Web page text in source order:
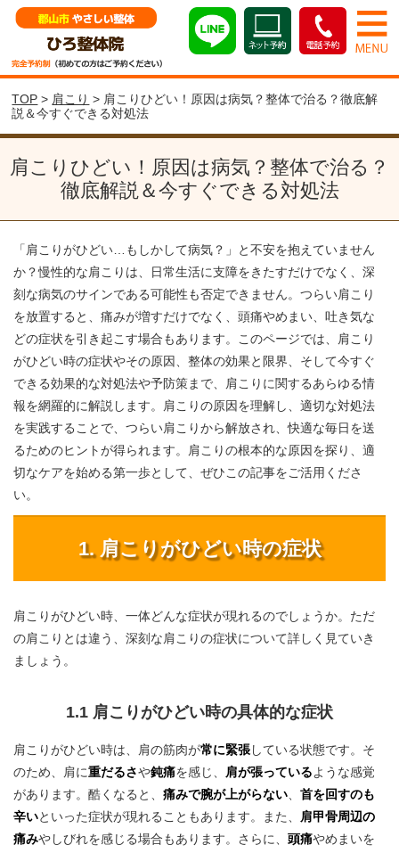
TOP > 肩こり > 肩こりひどい！原因は病気？整体で治る？徹底解
説＆今すぐできる対処法
肩こりひどい！原因は病気？整体で治る？
徹底解説＆今すぐできる対処法
「肩こりがひどい…もしかして病気？」と不安を抱えていません
か？慢性的な肩こりは、日常生活に支障をきたすだけでなく、深
刻な病気のサインである可能性も否定できません。つらい肩こり
を放置すると、痛みが増すだけでなく、頭痛やめまい、吐き気な
どの症状を引き起こす場合もあります。このページでは、肩こり
がひどい時の症状やその原因、整体の効果と限界、そして今すぐ
できる効果的な対処法や予防策まで、肩こりに関するあらゆる情
報を網羅的に解説します。肩こりの原因を理解し、適切な対処法
を実践することで、つらい肩こりから解放され、快適な毎日を送
るためのヒントが得られます。肩こりの根本的な原因を探り、適
切なケアを始める第一歩として、ぜひこの記事をご活用くださ
い。
1. 肩こりがひどい時の症状
肩こりがひどい時、一体どんな症状が現れるのでしょうか。ただ
の肩こりとは違う、深刻な肩こりの症状について詳しく見ていき
ましょう。
1.1 肩こりがひどい時の具体的な症状
肩こりがひどい時は、肩の筋肉が常に緊張している状態です。そ
のため、肩に重だるさや鈍痛を感じ、 肩が張っているような感覚
があります。酷くなると、 痛みで腕が上がらない、 首を回すのも
辛いといった症状が現れることもあります。また、 肩甲骨周辺の
痛みやしびれを感じる場合もあります。さらに、 頭痛やめまいを